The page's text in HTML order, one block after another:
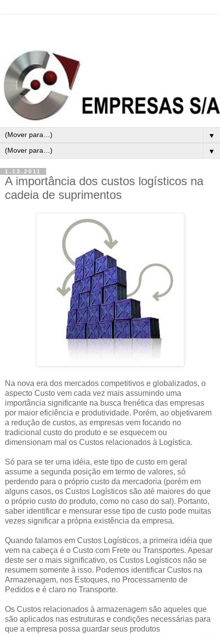
▼
▼
1.13.2011
A importância dos custos logísticos na
cadeia de suprimentos
Na nova era dos mercados competitivos e globalizados, o
aspecto Custo vem cada vez mais assumindo uma
importância significante na busca frenética das empresas
por maior eficiência e produtividade. Porém, ao objetivarem
a redução de custos, as empresas vem focando no
tradicional custo do produto e se esquecem ou
dimensionam mal os Custos relacionados à Logística.
Só para se ter uma idéia, este tipo de custo em geral
assume a segunda posição em termo de valores, só
perdendo para o próprio custo da mercadoria (porém em
alguns casos, os Custos Logísticos são até maiores do que
o próprio custo do produto, como no caso do sal). Portanto,
saber identificar e mensurar esse tipo de custo pode muitas
vezes significar a própria existência da empresa.
Quando falamos em Custos Logísticos, a primeira idéia que
vem na cabeça é o Custo com Frete ou Transportes. Apesar
deste ser o mais significativo, os Custos Logísticos não se
resumem somente à isso. Podemos identificar Custos na
Armazenagem, nos Estoques, no Processamento de
Pedidos e é claro no Transporte.
Os Custos relacionados à armazenagem são aqueles que
são aplicados nas estruturas e condições necessárias para
que a empresa possa guardar seus produtos